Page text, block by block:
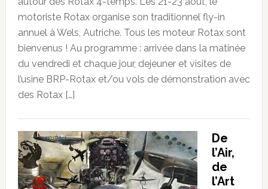
motoriste Rotax organise son traditionnel fly-in
annuel à Wels, Autriche. Tous les moteur Rotax sont
bienvenus ! Au programme : arrivée dans la matinée
du vendredi et chaque jour, dejeuner et visites de
l’usine BRP-Rotax et/ou vols de démonstration avec
des Rotax […]
De
l’Air,
de
l’Art